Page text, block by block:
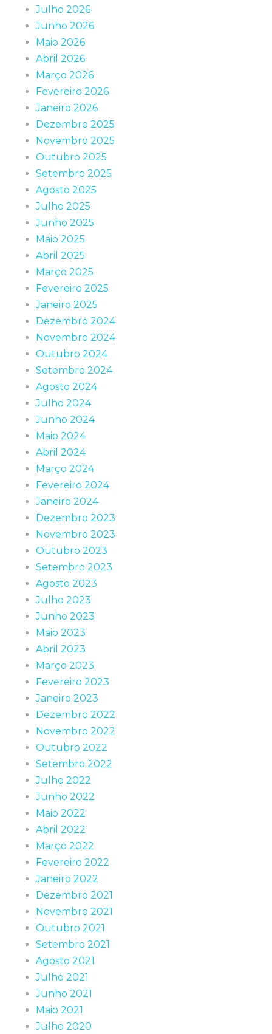
Julho 2026
Junho 2026
Maio 2026
Abril 2026
Março 2026
Fevereiro 2026
Janeiro 2026
Dezembro 2025
Novembro 2025
Outubro 2025
Setembro 2025
Agosto 2025
Julho 2025
Junho 2025
Maio 2025
Abril 2025
Março 2025
Fevereiro 2025
Janeiro 2025
Dezembro 2024
Novembro 2024
Outubro 2024
Setembro 2024
Agosto 2024
Julho 2024
Junho 2024
Maio 2024
Abril 2024
Março 2024
Fevereiro 2024
Janeiro 2024
Dezembro 2023
Novembro 2023
Outubro 2023
Setembro 2023
Agosto 2023
Julho 2023
Junho 2023
Maio 2023
Abril 2023
Março 2023
Fevereiro 2023
Janeiro 2023
Dezembro 2022
Novembro 2022
Outubro 2022
Setembro 2022
Julho 2022
Junho 2022
Maio 2022
Abril 2022
Março 2022
Fevereiro 2022
Janeiro 2022
Dezembro 2021
Novembro 2021
Outubro 2021
Setembro 2021
Agosto 2021
Julho 2021
Junho 2021
Maio 2021
Julho 2020